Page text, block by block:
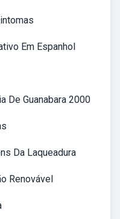
Em Espanhol
De Guanabara 2000
Da Laqueadura
Renovável